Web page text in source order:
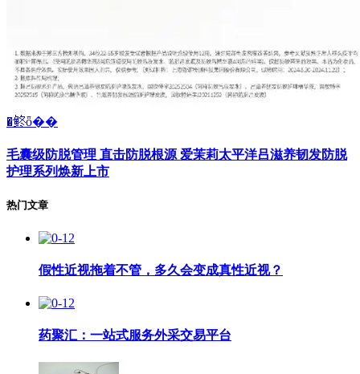
�鿴ȫ��
毛囊级防脱管理 直击防脱根源 爱茉莉太平洋吕滋养韧发防脱
护理系列焕新上市
热门文章
假性近视拖着不管，多久会变成真性近视？
药聚汇：一站式服务外采交易平台